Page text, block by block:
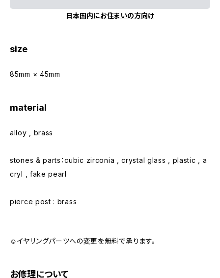
日本国内にお住まいの方向け
size
85mm × 45mm
material
alloy , brass
stones & parts：cubic zirconia , crystal glass , plastic , a
cryl , fake pearl
pierce post : brass
☺︎イヤリングパーツへの変更を無料で承ります。
お修理について